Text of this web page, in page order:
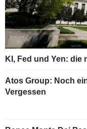
KI, Fed und Yen: die
Atos Group: Noch
Vergessen